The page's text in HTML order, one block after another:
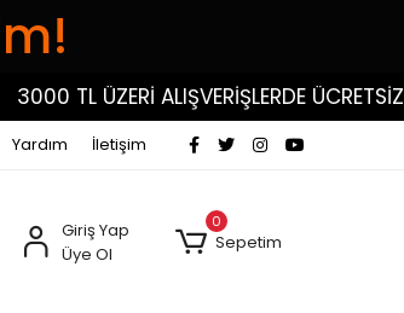
TL ÜZERİ ALIŞVERİŞLERDE ÜCRETSİZ
Yardım İletişim
Giriş Yap
Üye Ol
0
Sepetim